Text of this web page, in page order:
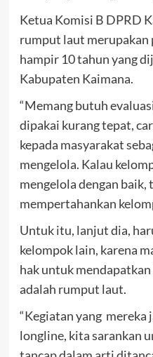
Ketua Komisi B DPRD
rumput laut merupakan
hampir 10 tahun yang
Kabupaten Kaimana.
“Memang butuh
dipakai kurang tepat,
kepada masyarakat
mengelola. Kalau
mengelola dengan
mempertahankan
Untuk itu, lanjut dia,
kelompok lain, karena
hak untuk
adalah rumput laut.
“Kegiatan yang mereka
longline, kita sarankan